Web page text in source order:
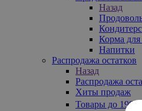
Назад
Корма
Напитки
Распродажа остатков
Назад
Распродажа
Хиты продаж
Товары до 199₽